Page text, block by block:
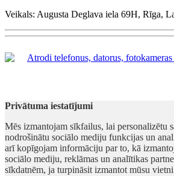
Veikals: Augusta Deglava iela 69H, Rīga,
Privātuma iestatījumi
Mēs izmantojam sīkfailus, lai personalizētu
nodrošinātu sociālo mediju funkcijas un
arī kopīgojam informāciju par to, kā
sociālo mediju, reklāmas un analītikas
sīkdatnēm, ja turpināsit izmantot mūsu